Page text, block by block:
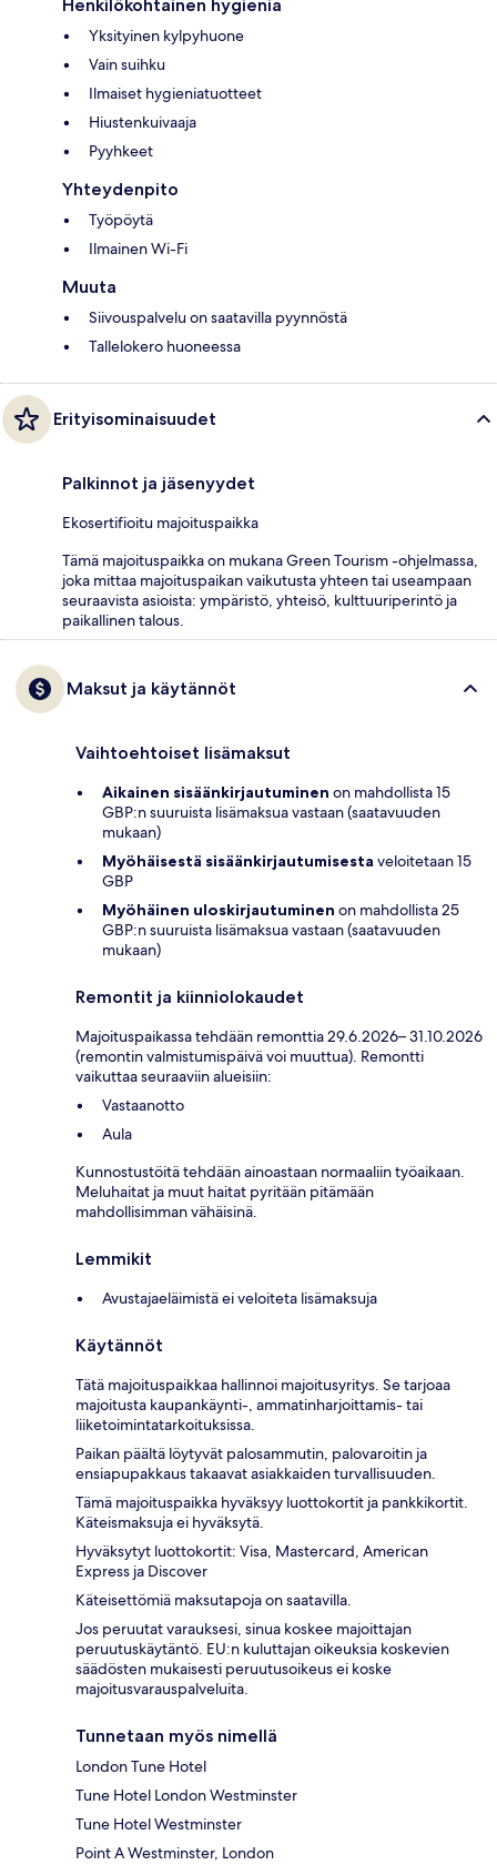
Henkilökohtainen hygienia
Yksityinen kylpyhuone
Vain suihku
Ilmaiset hygieniatuotteet
Hiustenkuivaaja
Pyyhkeet
Yhteydenpito
Työpöytä
Ilmainen Wi-Fi
Muuta
Siivouspalvelu on saatavilla pyynnöstä
Tallelokero huoneessa
Erityisominaisuudet
Palkinnot ja jäsenyydet
Ekosertifioitu majoituspaikka
Tämä majoituspaikka on mukana Green Tourism -ohjelmassa,
joka mittaa majoituspaikan vaikutusta yhteen tai useampaan
seuraavista asioista: ympäristö, yhteisö, kulttuuriperintö ja
paikallinen talous.
Maksut ja käytännöt
Vaihtoehtoiset lisämaksut
Aikainen sisäänkirjautuminen on mahdollista 15
GBP:n suuruista lisämaksua vastaan (saatavuuden
mukaan)
Myöhäisestä sisäänkirjautumisesta veloitetaan 15
GBP
Myöhäinen uloskirjautuminen on mahdollista 25
GBP:n suuruista lisämaksua vastaan (saatavuuden
mukaan)
Remontit ja kiinniolokaudet
Majoituspaikassa tehdään remonttia 29.6.2026– 31.10.2026
(remontin valmistumispäivä voi muuttua). Remontti
vaikuttaa seuraaviin alueisiin:
Vastaanotto
Aula
Kunnostustöitä tehdään ainoastaan normaaliin työaikaan.
Meluhaitat ja muut haitat pyritään pitämään
mahdollisimman vähäisinä.
Lemmikit
Avustajaeläimistä ei veloiteta lisämaksuja
Käytännöt
Tätä majoituspaikkaa hallinnoi majoitusyritys. Se tarjoaa
majoitusta kaupankäynti-, ammatinharjoittamis- tai
liiketoimintatarkoituksissa.
Paikan päältä löytyvät palosammutin, palovaroitin ja
ensiapupakkaus takaavat asiakkaiden turvallisuuden.
Tämä majoituspaikka hyväksyy luottokortit ja pankkikortit.
Käteismaksuja ei hyväksytä.
Hyväksytyt luottokortit: Visa, Mastercard, American
Express ja Discover
Käteisettömiä maksutapoja on saatavilla.
Jos peruutat varauksesi, sinua koskee majoittajan
peruutuskäytäntö. EU:n kuluttajan oikeuksia koskevien
säädösten mukaisesti peruutusoikeus ei koske
majoitusvarauspalveluita.
Tunnetaan myös nimellä
London Tune Hotel
Tune Hotel London Westminster
Tune Hotel Westminster
Point A Westminster, London